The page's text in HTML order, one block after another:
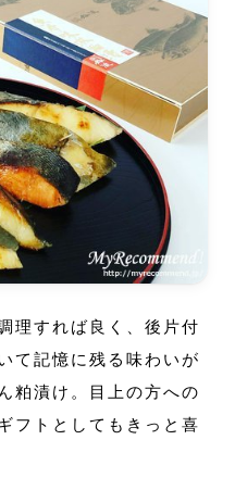
理すれば良く、後片付
て記憶に残る味わいが
粕漬け。目上の方への
フトとしてもきっと喜